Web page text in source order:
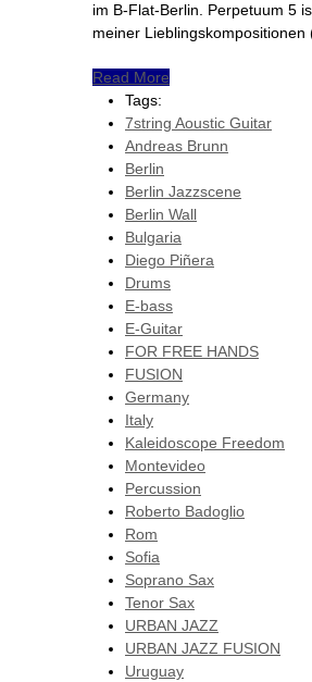
im B-Flat-Berlin. Perpetuum 5
meiner
Read More
Tags:
7string Aoustic Guitar
Andreas Brunn
Berlin
Berlin Jazzscene
Berlin Wall
Bulgaria
Diego Piñera
Drums
E-bass
E-Guitar
FOR FREE HANDS
FUSION
Germany
Italy
Kaleidoscope Freedom
Montevideo
Percussion
Roberto Badoglio
Rom
Sofia
Soprano Sax
Tenor Sax
URBAN JAZZ
URBAN JAZZ FUSION
Uruguay